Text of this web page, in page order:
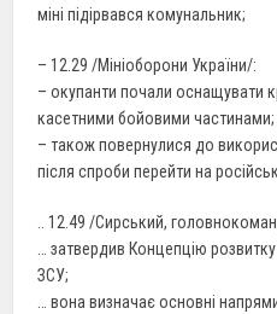
міні підірвався комунальник;
– 12.29 /Мініоборони України/:
– окупанти почали оснащувати
касетними бойовими частинами;
– також повернулися до
після спроби перейти на
.. 12.49 /Сирський,
… затвердив Концепцію розвитку
ЗСУ;
… вона визначає основні